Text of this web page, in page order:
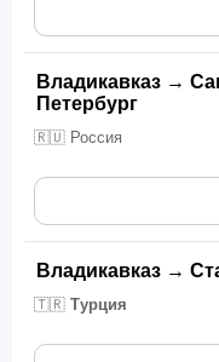
Владикавказ →
Петербург
🇷🇺 Россия
Владикавказ →
🇹🇷 Турция